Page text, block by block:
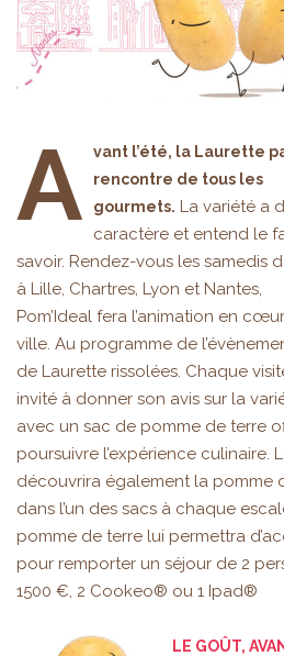
A
vant l’été, la Laurette
rencontre de tous les
gourmets. La variété a
caractère et entend le
savoir. Rendez-vous les samedis
à Lille, Chartres, Lyon et Nantes,
Pom’Ideal fera l’animation en
ville. Au programme de
de Laurette rissolées. Chaque
invité à donner son avis sur la
avec un sac de pomme de terre
poursuivre l’expérience culinaire.
découvrira également la pomme
dans l’un des sacs à chaque
pomme de terre lui permettra
pour remporter un séjour de 2
1500 €, 2 Cookeo® ou 1 Ipad®
LE GOÛT,